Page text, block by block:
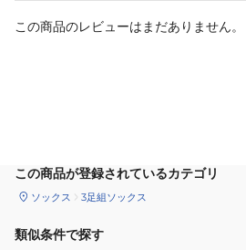
この商品のレビューはまだありません。
この商品が登録されているカテゴリ
ソックス 3足組ソックス
類似条件で探す